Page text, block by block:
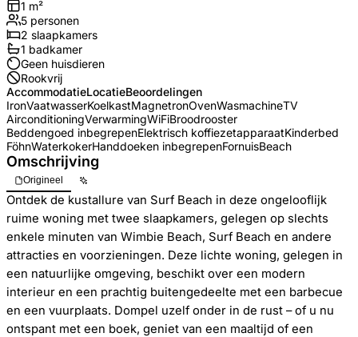
1 m²
5 personen
2 slaapkamers
1 badkamer
Geen huisdieren
Rookvrij
AccommodatieLocatieBeoordelingen
IronVaatwasserKoelkastMagnetronOvenWasmachineTV
AirconditioningVerwarmingWiFiBroodrooster
Beddengoed inbegrepenElektrisch koffiezetapparaatKinderbed
FöhnWaterkokerHanddoeken inbegrepenFornuisBeach
Omschrijving
Origineel
Ontdek de kustallure van Surf Beach in deze ongelooflijk
ruime woning met twee slaapkamers, gelegen op slechts
enkele minuten van Wimbie Beach, Surf Beach en andere
attracties en voorzieningen. Deze lichte woning, gelegen in
een natuurlijke omgeving, beschikt over een modern
interieur en een prachtig buitengedeelte met een barbecue
en een vuurplaats. Dompel uzelf onder in de rust – of u nu
ontspant met een boek, geniet van een maaltijd of een